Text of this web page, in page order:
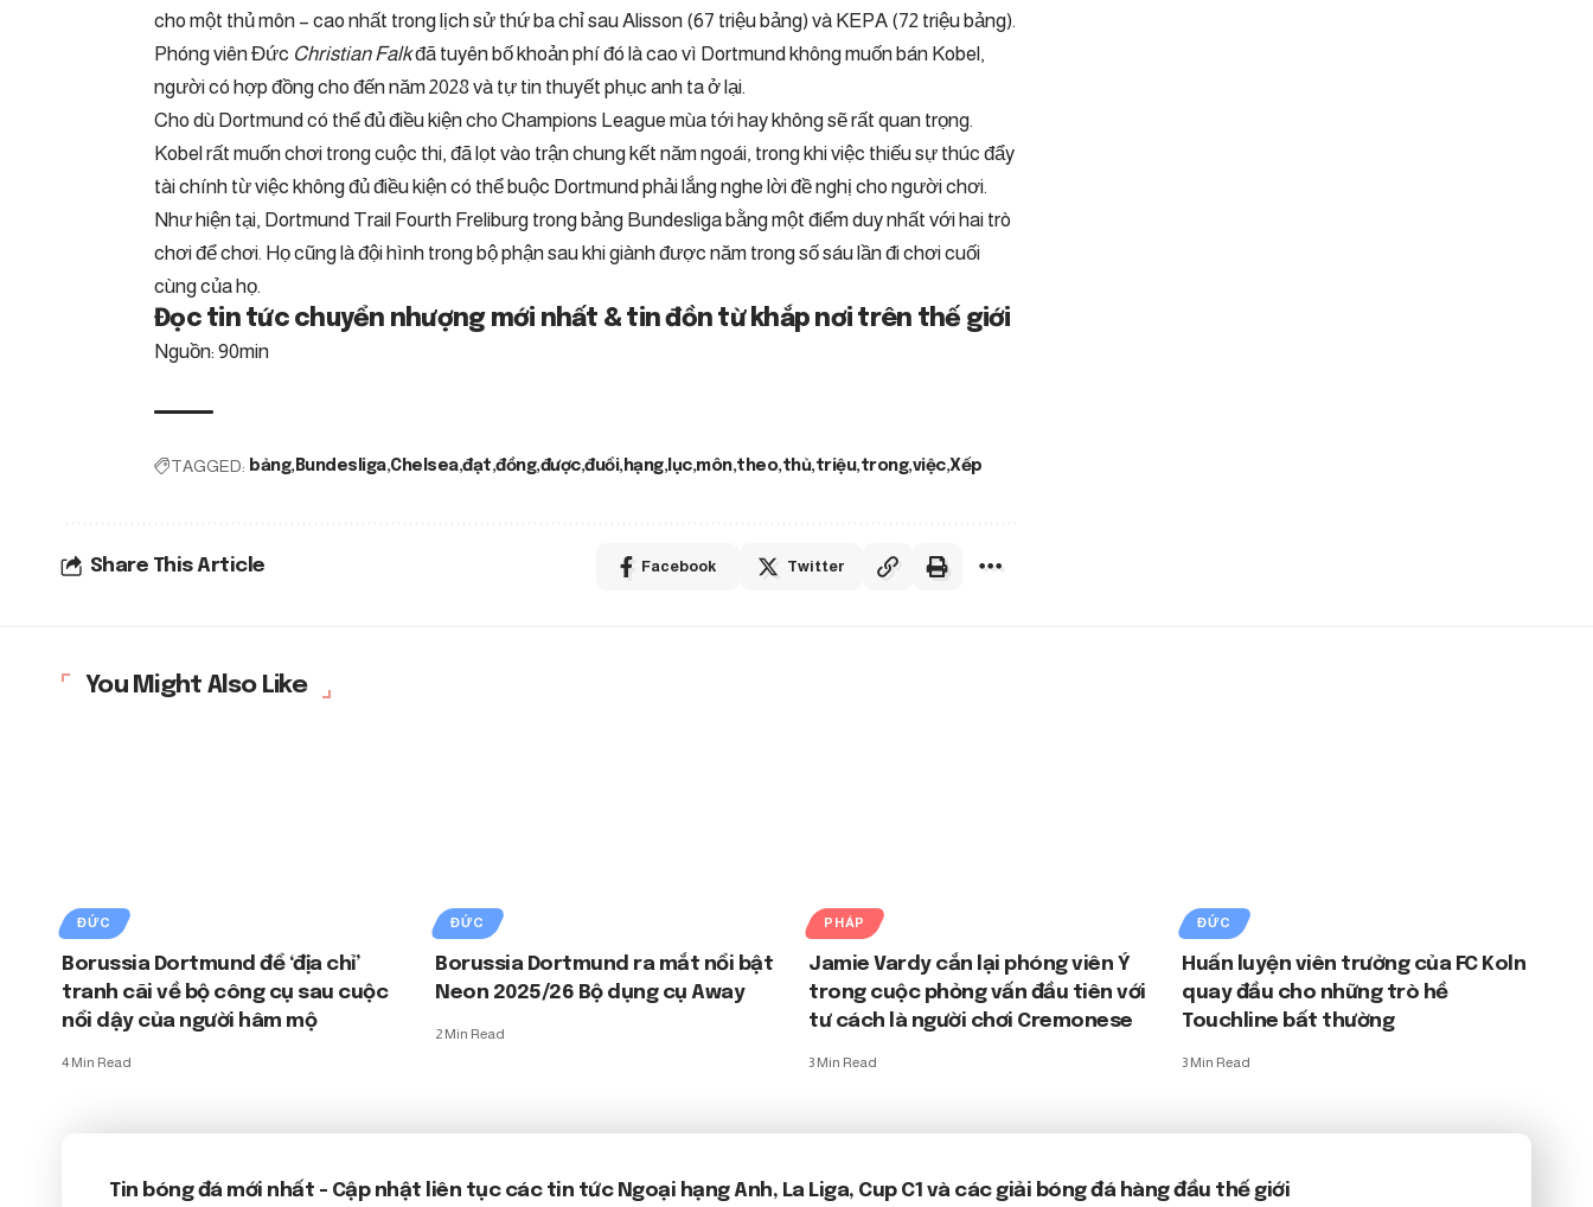
cho một thủ môn – cao nhất trong lịch sử thứ ba chỉ sau Alisson (67 triệu bảng) và KEPA (72 triệu bảng).
Phóng viên Đức Christian Falkđã tuyên bố khoản phí đó là cao vì Dortmund không muốn bán Kobel,
người có hợp đồng cho đến năm 2028 và tự tin thuyết phục anh ta ở lại.
Cho dù Dortmund có thể đủ điều kiện cho Champions League mùa tới hay không sẽ rất quan trọng.
Kobel rất muốn chơi trong cuộc thi, đã lọt vào trận chung kết năm ngoái, trong khi việc thiếu sự thúc đẩy
tài chính từ việc không đủ điều kiện có thể buộc Dortmund phải lắng nghe lời đề nghị cho người chơi.
Như hiện tại, Dortmund Trail Fourth Freliburg trong bảng Bundesliga bằng một điểm duy nhất với hai trò
chơi để chơi. Họ cũng là đội hình trong bộ phận sau khi giành được năm trong số sáu lần đi chơi cuối
cùng của họ.
Đọc tin tức chuyển nhượng mới nhất & tin đồn từ khắp nơi trên thế giới
Nguồn: 90min
TAGGED: bảng Bundesliga Chelsea đạt đồng được đuổi hạng lục môn theo thủ triệu trong việc Xếp
Share This Article Facebook Twitter
You Might Also Like
ĐỨC
Borussia Dortmund để ‘địa chỉ’
tranh cãi về bộ công cụ sau cuộc
nổi dậy của người hâm mộ
4 Min Read
ĐỨC
Borussia Dortmund ra mắt nổi bật
Neon 2025/26 Bộ dụng cụ Away
2 Min Read
PHÁP
Jamie Vardy cắn lại phóng viên Ý
trong cuộc phỏng vấn đầu tiên với
tư cách là người chơi Cremonese
3 Min Read
ĐỨC
Huấn luyện viên trưởng của FC Koln
quay đầu cho những trò hề
Touchline bất thường
3 Min Read
Tin bóng đá mới nhất - Cập nhật liên tục các tin tức Ngoại hạng Anh, La Liga, Cup C1 và các giải bóng đá hàng đầu thế giới